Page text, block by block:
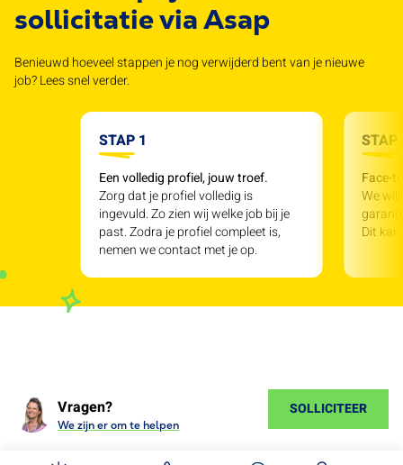
sollicitatie via Asap
Benieuwd hoeveel stappen je nog verwijderd bent van je nieuwe
job? Lees snel verder.
STAP 1
Een volledig profiel, jouw troef.
Zorg dat je profiel volledig is
ingevuld. Zo zien wij welke job bij je
past. Zodra je profiel compleet is,
nemen we contact met je op.
STAP
Face-
We
Dit
Vragen?
We zijn er om te helpen
SOLLICITEER